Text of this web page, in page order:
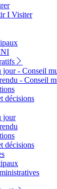
I Visiter
jour - Conseil
- Conseil
décisions
jour
décisions